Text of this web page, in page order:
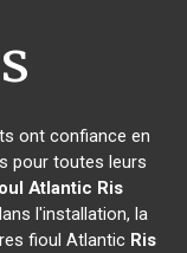
ont confiance en
pour toutes leurs
Atlantic Ris
l'installation, la
fioul Atlantic Ris